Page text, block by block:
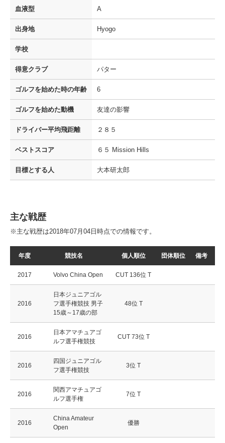
血液型 A
出身地 Hyogo
学校
得意クラブ パター
ゴルフを始めた時の年齢 6
ゴルフを始めた動機 友達の影響
ドライバー平均飛距離 ２８５
ベストスコア ６５ Mission Hills
目標とする人 大本研太郎
主な戦歴
※主な戦歴は2018年07月04日時点での情報です。
年度 競技名 個人順位 団体順位 備考
2017 Volvo China Open CUT 136位 T
2016
日本ジュニアゴル
フ選手権競技 男子
15歳～17歳の部
48位 T
2016
日本アマチュアゴ
ルフ選手権競技
CUT 73位 T
2016
四国ジュニアゴル
フ選手権競技
3位 T
2016
関西アマチュアゴ
ルフ選手権
7位 T
2016
China Amateur
Open
優勝